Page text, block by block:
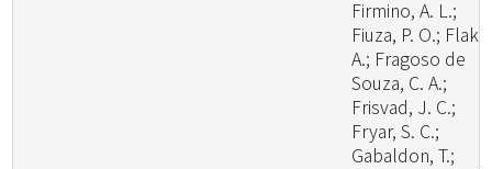
Firmino, A. L.;
Fiuza, P. O.;
A.; Fragoso de
Souza, C. A.;
Frisvad, J. C.;
Fryar, S. C.;
Gabaldon, T.;